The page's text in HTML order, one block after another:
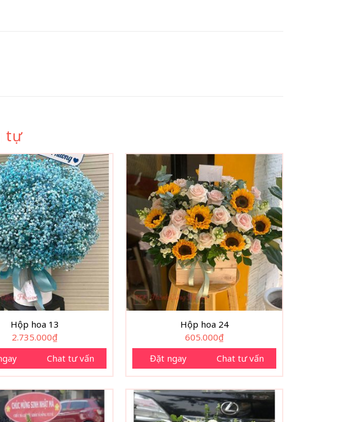
tự
Hộp hoa 13
2.735.000₫
Chat tư vấn
Hộp hoa 24
605.000₫
Đặt ngay
Chat tư vấn